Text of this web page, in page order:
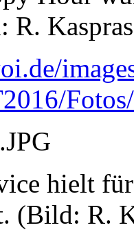
R.
hielt
(Bild: R.